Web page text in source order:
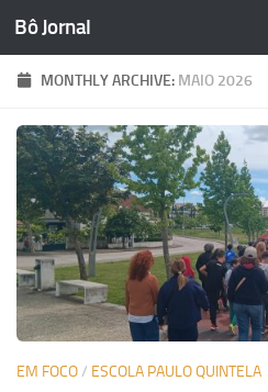
Skip to content
Bô Jornal
MONTHLY ARCHIVE: MAIO 2026
EM FOCO/ ESCOLA PAULO QUINTELA